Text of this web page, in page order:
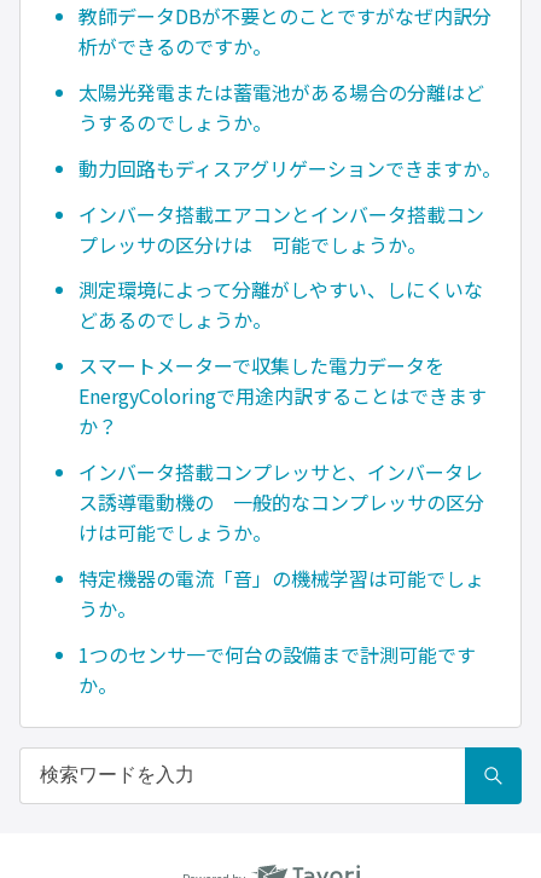
教師データDBが不要とのことですがなぜ内訳分
析ができるのですか。
太陽光発電または蓄電池がある場合の分離はど
うするのでしょうか。
動力回路もディスアグリゲーションできますか。
インバータ搭載エアコンとインバータ搭載コン
プレッサの区分けは 可能でしょうか。
測定環境によって分離がしやすい、しにくいな
どあるのでしょうか。
スマートメーターで収集した電力データを
EnergyColoringで用途内訳することはできます
か？
インバータ搭載コンプレッサと、インバータレ
ス誘導電動機の 一般的なコンプレッサの区分
けは可能でしょうか。
特定機器の電流「音」の機械学習は可能でしょ
うか。
1つのセンサ一で何台の設備まで計測可能です
か。